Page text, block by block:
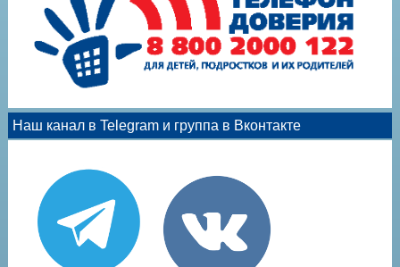
Наш канал в Telegram и группа в Вконтакте